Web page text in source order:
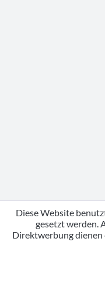
Diese Website
gesetzt werden.
Direktwerbung